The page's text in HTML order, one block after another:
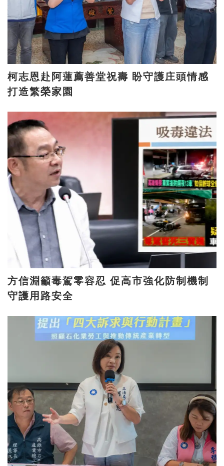
柯志恩赴阿蓮薦善堂祝壽 盼守護庄頭情感
打造繁榮家園
方信淵籲毒駕零容忍 促高市強化防制機制
守護用路安全